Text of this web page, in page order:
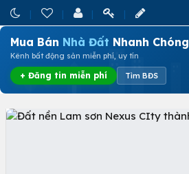
Mua Bán Nhà Đất Nhanh Chóng
Kênh bất động sản miễn phí, uy tín
+ Đăng tin miễn phí Tìm BĐS